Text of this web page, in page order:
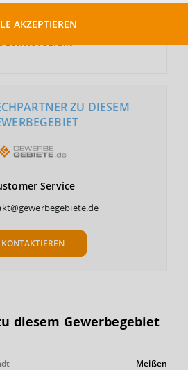
ZUR AUTOBAHN
ZU DIESEM
Service
KONTAKTIEREN
diesem Gewerbegebiet
Meißen
AKZEPTIEREN